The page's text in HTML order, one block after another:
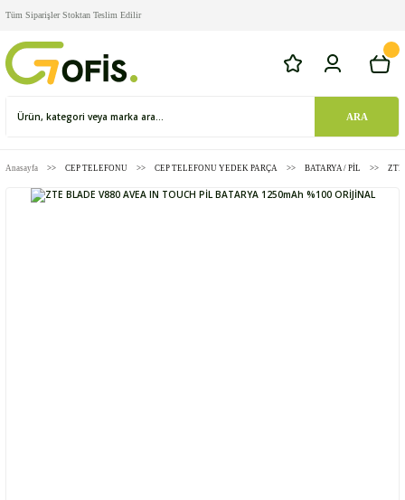
Tüm Siparişler Stoktan Teslim Edilir
ARA
Anasayfa CEP TELEFONU CEP TELEFONU YEDEK PARÇA BATARYA / PİL ZTE